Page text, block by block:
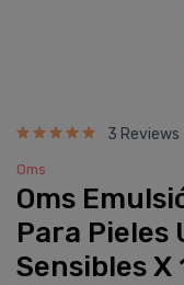
3 Reviews
Oms
Oms
Para Pieles
Sensibles X